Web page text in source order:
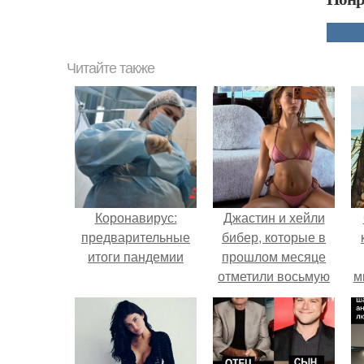
Читайте также
Коронавирус:
предварительные
итоги пандемии
Джастин и хейли
бибер, которые в
прошлом месяце
отметили восьмую
годовщину
помолвки, показали
новые фото с
совместного